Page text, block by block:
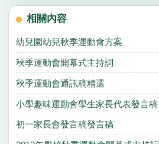
相關內容
幼兒園幼兒秋季運動會方案
秋季運動會開幕式主持詞
秋季運動會通訊稿精選
小學趣味運動會學生家長代表發言稿
初一家長會發言稿發言稿